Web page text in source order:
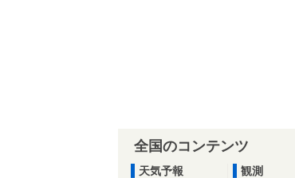
全国のコンテンツ
天気予報
観測